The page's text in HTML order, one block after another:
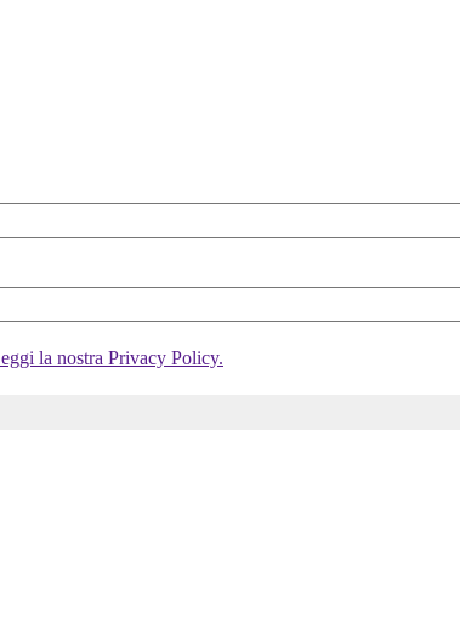
la nostra Privacy Policy.